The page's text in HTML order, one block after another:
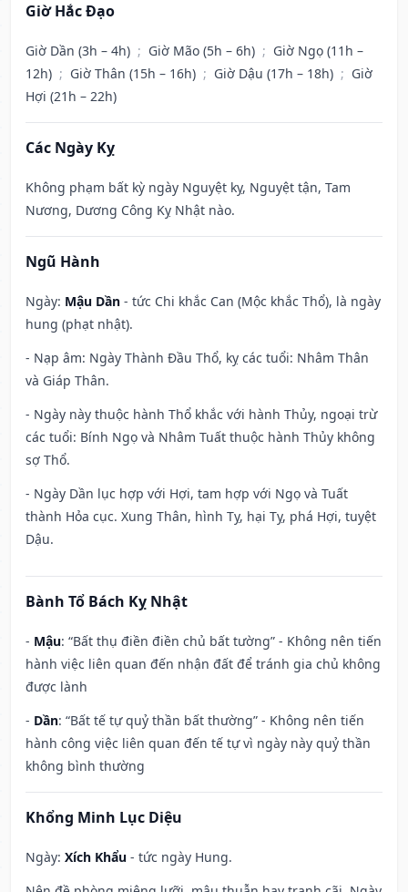
Giờ Hắc Đạo
Giờ Dần (3h – 4h) ; Giờ Mão (5h – 6h) ; Giờ Ngọ (11h –
12h) ; Giờ Thân (15h – 16h) ; Giờ Dậu (17h – 18h) ; Giờ
Hợi (21h – 22h)
Các Ngày Kỵ
Không phạm bất kỳ ngày Nguyệt kỵ, Nguyệt tận, Tam
Nương, Dương Công Kỵ Nhật nào.
Ngũ Hành
Ngày: Mậu Dần - tức Chi khắc Can (Mộc khắc Thổ), là ngày
hung (phạt nhật).
- Nạp âm: Ngày Thành Đầu Thổ, kỵ các tuổi: Nhâm Thân
và Giáp Thân.
- Ngày này thuộc hành Thổ khắc với hành Thủy, ngoại trừ
các tuổi: Bính Ngọ và Nhâm Tuất thuộc hành Thủy không
sợ Thổ.
- Ngày Dần lục hợp với Hợi, tam hợp với Ngọ và Tuất
thành Hỏa cục. Xung Thân, hình Tỵ, hại Tỵ, phá Hợi, tuyệt
Dậu.
Bành Tổ Bách Kỵ Nhật
- Mậu: “Bất thụ điền điền chủ bất tường” - Không nên tiến
hành việc liên quan đến nhận đất để tránh gia chủ không
được lành
- Dần: “Bất tế tự quỷ thần bất thường” - Không nên tiến
hành công việc liên quan đến tế tự vì ngày này quỷ thần
không bình thường
Khổng Minh Lục Diệu
Ngày: Xích Khẩu - tức ngày Hung.